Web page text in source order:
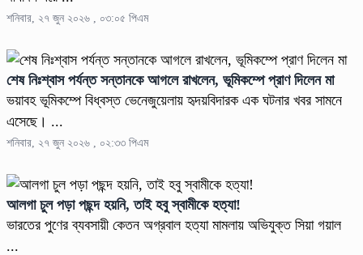
শনিবার, ২৭ জুন ২০২৬ , ০৩:০৫ পিএম
শেষ নিঃশ্বাস পর্যন্ত সন্তানকে আগলে রাখলেন, ভূমিকম্পে প্রাণ দিলেন মা
ভয়াবহ ভূমিকম্পে বিধ্বস্ত ভেনেজুয়েলায় হৃদয়বিদারক এক ঘটনার খবর সামনে
এসেছে। ...
শনিবার, ২৭ জুন ২০২৬ , ০২:৩৩ পিএম
আলগা চুল পড়া পছন্দ হয়নি, তাই হবু স্বামীকে হত্যা!
ভারতের পুণের ব্যবসায়ী কেতন অগ্রবাল হত্যা মামলায় অভিযুক্ত সিয়া গয়াল
...